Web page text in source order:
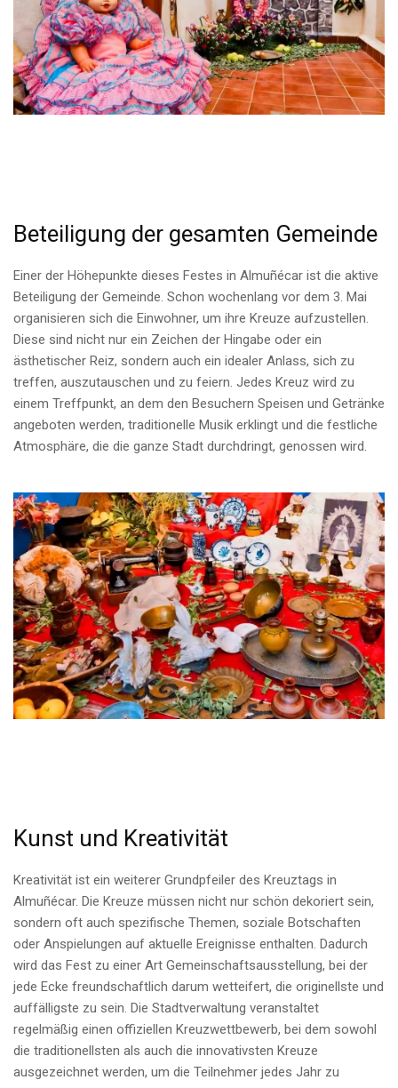
Beteiligung der gesamten Gemeinde
Einer der Höhepunkte dieses Festes in Almuñécar ist die aktive
Beteiligung der Gemeinde. Schon wochenlang vor dem 3. Mai
organisieren sich die Einwohner, um ihre Kreuze aufzustellen.
Diese sind nicht nur ein Zeichen der Hingabe oder ein
ästhetischer Reiz, sondern auch ein idealer Anlass, sich zu
treffen, auszutauschen und zu feiern. Jedes Kreuz wird zu
einem Treffpunkt, an dem den Besuchern Speisen und Getränke
angeboten werden, traditionelle Musik erklingt und die festliche
Atmosphäre, die die ganze Stadt durchdringt, genossen wird.
Kunst und Kreativität
Kreativität ist ein weiterer Grundpfeiler des Kreuztags in
Almuñécar. Die Kreuze müssen nicht nur schön dekoriert sein,
sondern oft auch spezifische Themen, soziale Botschaften
oder Anspielungen auf aktuelle Ereignisse enthalten. Dadurch
wird das Fest zu einer Art Gemeinschaftsausstellung, bei der
jede Ecke freundschaftlich darum wetteifert, die originellste und
auffälligste zu sein. Die Stadtverwaltung veranstaltet
regelmäßig einen offiziellen Kreuzwettbewerb, bei dem sowohl
die traditionellsten als auch die innovativsten Kreuze
ausgezeichnet werden, um die Teilnehmer jedes Jahr zu